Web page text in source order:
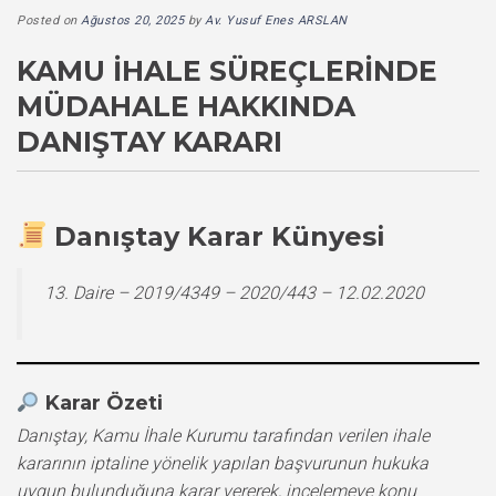
Posted on Ağustos 20, 2025byAv. Yusuf Enes ARSLAN
KAMU İHALE SÜREÇLERINDE
MÜDAHALE HAKKINDA
DANIŞTAY KARARI
Danıştay Karar Künyesi
13. Daire – 2019/4349 – 2020/443 – 12.02.2020
Karar Özeti
Danıştay, Kamu İhale Kurumu tarafından verilen ihale
kararının iptaline yönelik yapılan başvurunun hukuka
uygun bulunduğuna karar vererek, incelemeye konu